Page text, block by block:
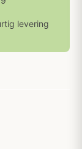
levering